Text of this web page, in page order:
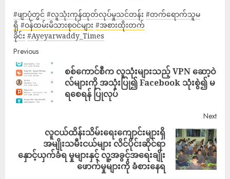
#ဖျာပုံတွင် #လူသုံးကုန်ထုတ်လုပ်မှုသင်တန်း #တက်ရောက်သူမ
ရှိ #ဝန်ထမ်းမိသားစုဝင်များ #အစားထိုးတက်
ခိုင်း #Ayeyarwaddy_Times
Previous
စစ်ကောင်စီက လူသုံးများသည့် VPN ဆော့ဝဲ
လ်များကို အသုံးပြု၍ Facebook သုံးစွဲ၍ မ
ရစေရန် ပြုလုပ်
Next
လူငယ်ထိန်းသိမ်းရေးကျောင်းများရှိ
အမျိုးသမီးငယ်များ လိင်ပိုင်းဆိုင်ရာ
နှောင့်ယှက်ခံရ မှုများနှင့် လူ့အခွင့်အရေးချိုး
ဖောက်မှုများကို ခံစားနေရ